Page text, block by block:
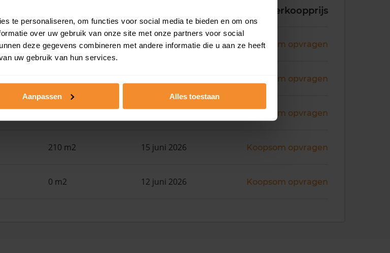
te personaliseren, om functies voor social media te bieden en om ons
over uw gebruik van onze site met onze partners voor social
deze gegevens combineren met andere informatie die u aan ze heeft
uw gebruik van hun services.
Aanpassen Alles toestaan
Verkoopprijs
194 m2 29 juni 2026 Koopsom opvragen
Koopsom opvragen
194 m2 18 juni 2026 Koopsom opvragen
210 m2 15 juni 2026 Koopsom opvragen
0 m2 12 juni 2026 Koopsom opvragen